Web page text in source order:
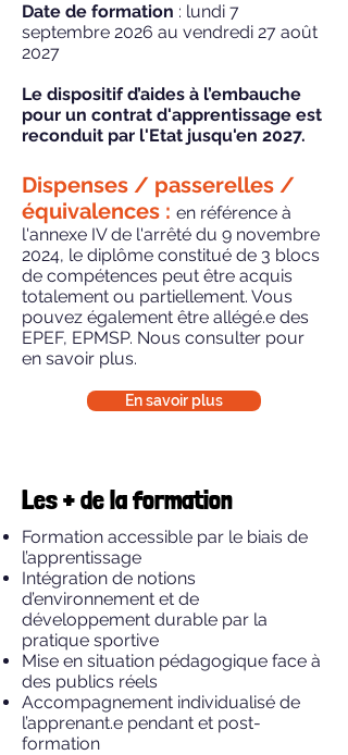
Date de formation : lundi 7
septembre 2026 au vendredi 27 août
2027
Le dispositif d’aides à l’embauche
pour un contrat d'apprentissage est
reconduit par l'Etat jusqu'en 2027.
Dispenses / passerelles /
équivalences : en référence à
l'annexe IV de l'arrêté du 9 novembre
2024, le diplôme constitué de 3 blocs
de compétences peut être acquis
totalement ou partiellement. Vous
pouvez également être allégé.e des
EPEF, EPMSP. Nous consulter pour
en savoir plus.
En savoir plus
Les + de la formation
Formation accessible par le biais de
l’apprentissage
Intégration de notions
d’environnement et de
développement durable par la
pratique sportive
Mise en situation pédagogique face à
des publics réels
Accompagnement individualisé de
l’apprenant.e pendant et post-
formation